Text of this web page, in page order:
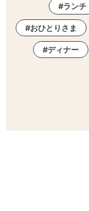
ランチ
おひとりさま
ディナー